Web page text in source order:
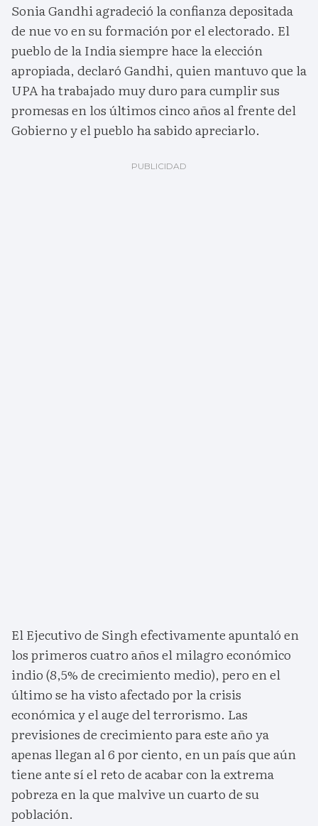
Sonia Gandhi agradeció la confianza depositada
de nue vo en su formación por el electorado. El
pueblo de la India siempre hace la elección
apropiada, declaró Gandhi, quien mantuvo que la
UPA ha trabajado muy duro para cumplir sus
promesas en los últimos cinco años al frente del
Gobierno y el pueblo ha sabido apreciarlo.
El Ejecutivo de Singh efectivamente apuntaló en
los primeros cuatro años el milagro económico
indio (8,5% de crecimiento medio), pero en el
último se ha visto afectado por la crisis
económica y el auge del terrorismo. Las
previsiones de crecimiento para este año ya
apenas llegan al 6 por ciento, en un país que aún
tiene ante sí el reto de acabar con la extrema
pobreza en la que malvive un cuarto de su
población.